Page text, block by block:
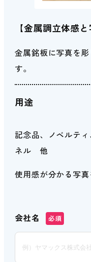
【金属調立体感と
金属銘板に写真を
す。
用途
記念品、ノベル
ネル 他
使用感が分かる写真
会社名 必須